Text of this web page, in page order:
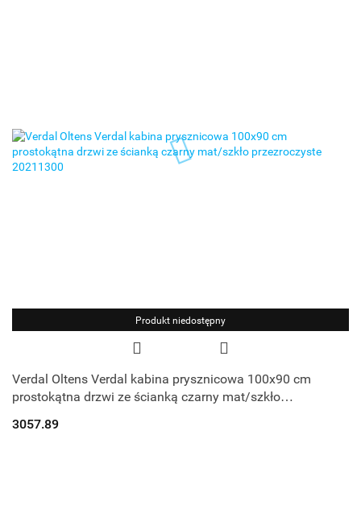
Produkt niedostępny
Verdal Oltens Verdal kabina prysznicowa 100x90 cm
prostokątna drzwi ze ścianką czarny mat/szkło
3057.89